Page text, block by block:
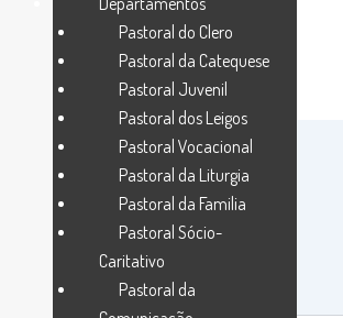
Pastoral do Clero
Pastoral da Catequese
Pastoral Juvenil
Pastoral dos Leigos
Pastoral Vocacional
Pastoral da Liturgia
Pastoral da Familia
Pastoral Sócio-
Caritativo
Pastoral da